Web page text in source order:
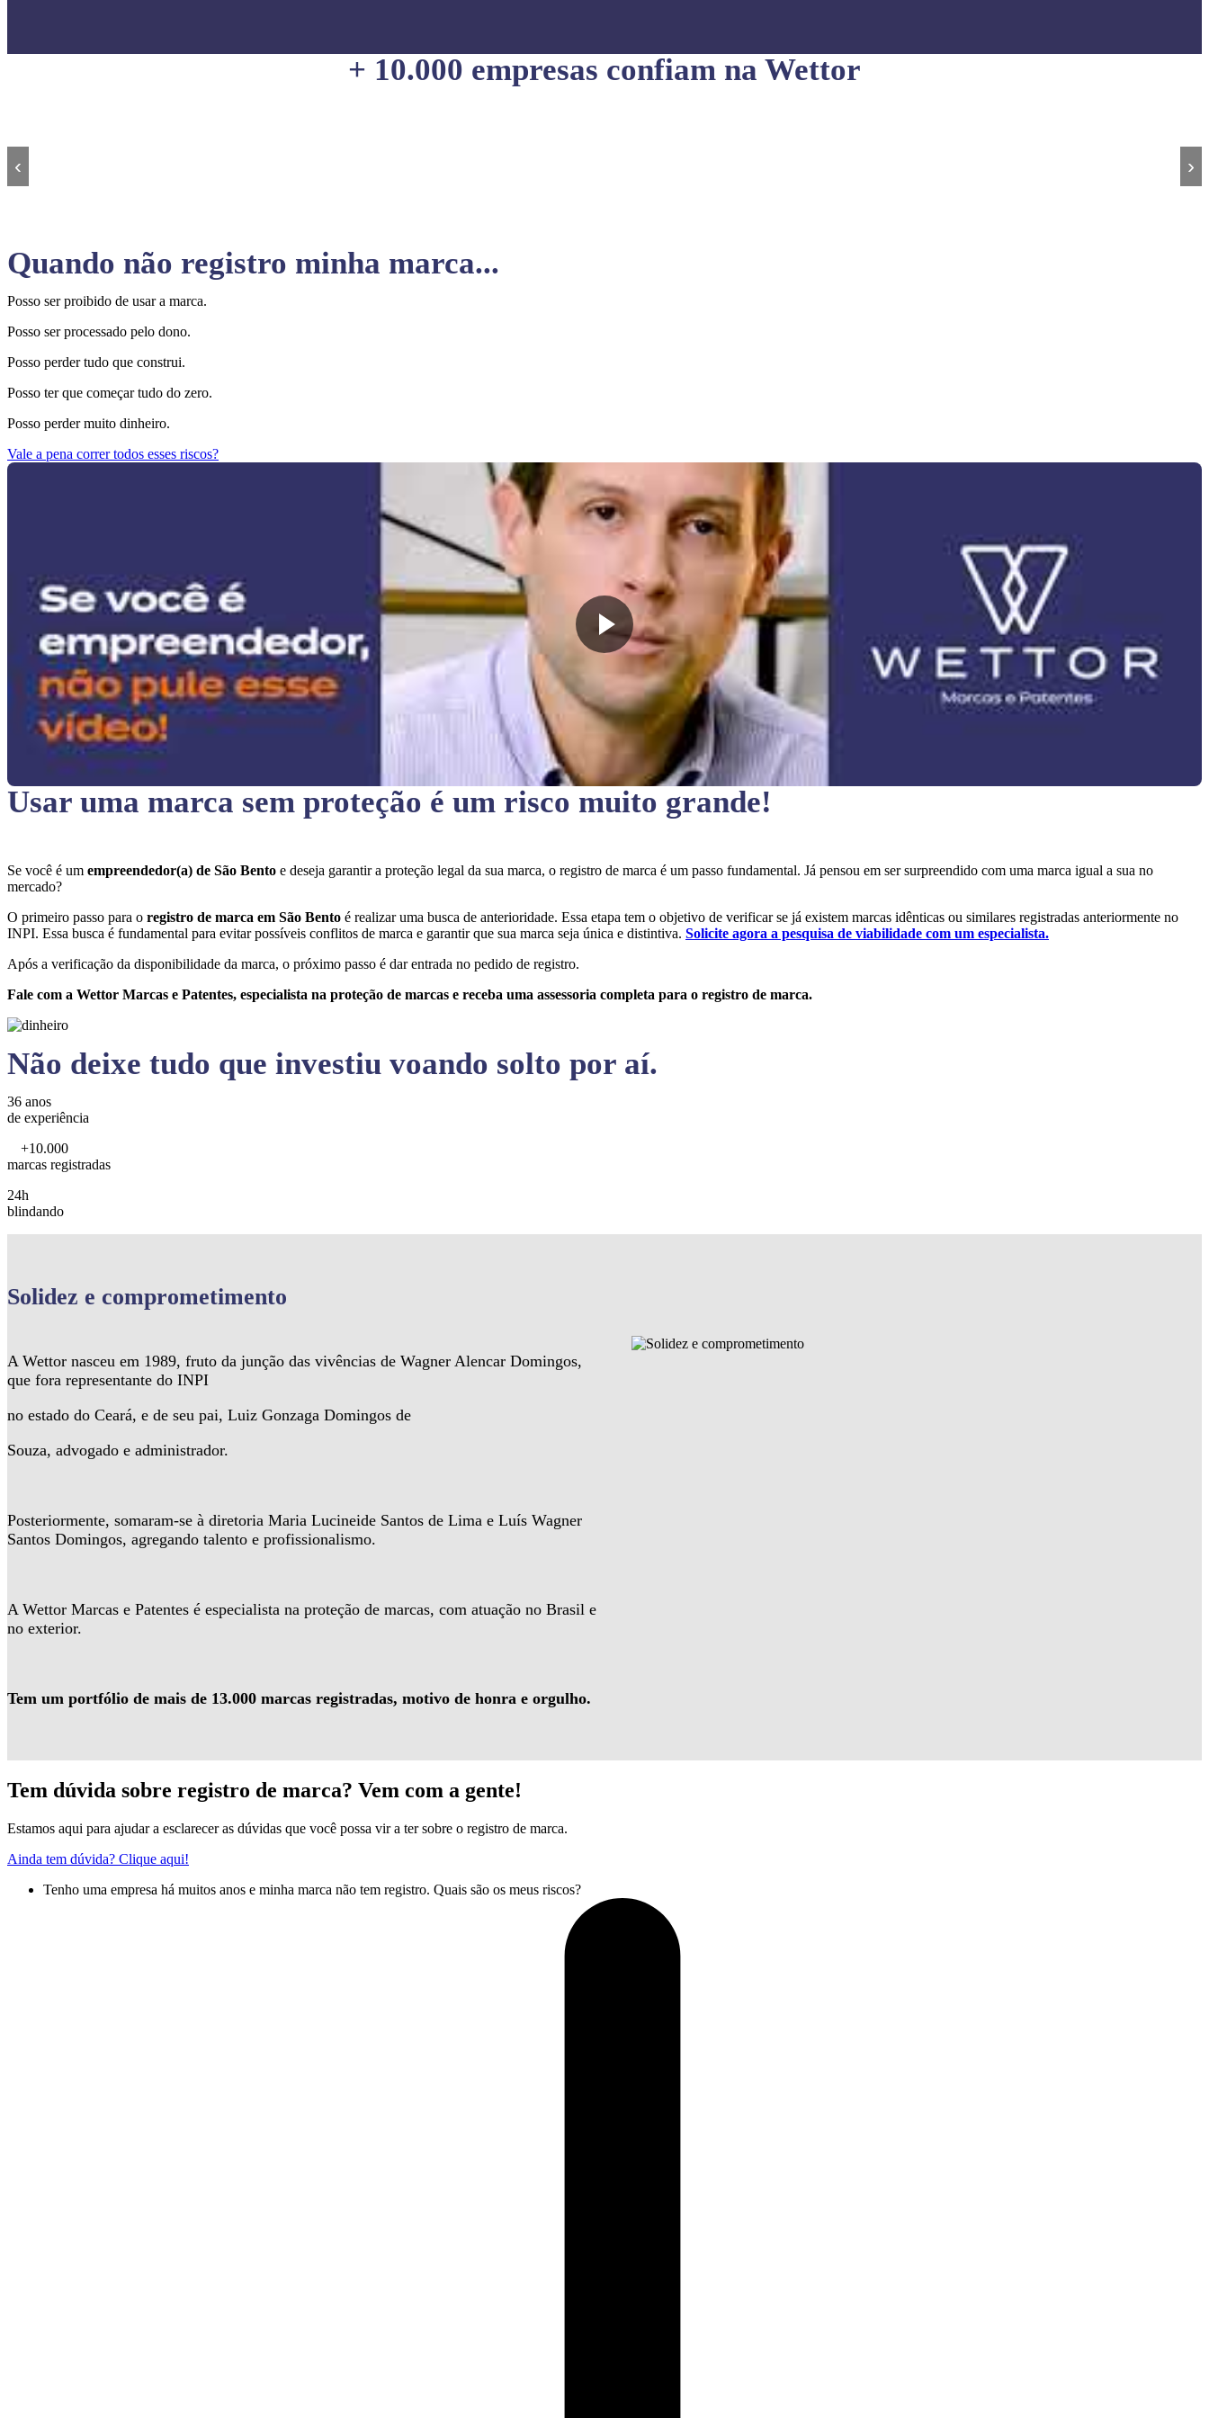
+ 10.000 empresas confiam na Wettor
‹ ›
Quando não registro minha marca...
Posso ser proibido de usar a marca.
Posso ser processado pelo dono.
Posso perder tudo que construi.
Posso ter que começar tudo do zero.
Posso perder muito dinheiro.
Vale a pena correr todos esses riscos?
Usar uma marca sem proteção é um risco muito grande!
Se você é um empreendedor(a) de São Bento e deseja garantir a proteção legal da sua marca, o registro de marca é um passo fundamental. Já pensou em ser surpreendido com uma marca igual a sua no
mercado?
O primeiro passo para o registro de marca em São Bento é realizar uma busca de anterioridade. Essa etapa tem o objetivo de verificar se já existem marcas idênticas ou similares registradas anteriormente no
INPI. Essa busca é fundamental para evitar possíveis conflitos de marca e garantir que sua marca seja única e distintiva. Solicite agora a pesquisa de viabilidade com um especialista.
Após a verificação da disponibilidade da marca, o próximo passo é dar entrada no pedido de registro.
Fale com a Wettor Marcas e Patentes, especialista na proteção de marcas e receba uma assessoria completa para o registro de marca.
Não deixe tudo que investiu voando solto por aí.
36 anos
de experiência
+10.000
marcas registradas
24h
blindando
Solidez e comprometimento
A Wettor nasceu em 1989, fruto da junção das vivências de Wagner Alencar Domingos,
que fora representante do INPI
no estado do Ceará, e de seu pai, Luiz Gonzaga Domingos de
Souza, advogado e administrador.
Posteriormente, somaram-se à diretoria Maria Lucineide Santos de Lima e Luís Wagner
Santos Domingos, agregando talento e profissionalismo.
A Wettor Marcas e Patentes é especialista na proteção de marcas, com atuação no Brasil e
no exterior.
Tem um portfólio de mais de 13.000 marcas registradas, motivo de honra e orgulho.
Tem dúvida sobre registro de marca? Vem com a gente!
Estamos aqui para ajudar a esclarecer as dúvidas que você possa vir a ter sobre o registro de marca.
Ainda tem dúvida? Clique aqui!
Tenho uma empresa há muitos anos e minha marca não tem registro. Quais são os meus riscos?